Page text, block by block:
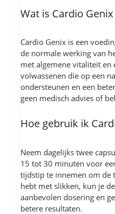
Wat is Cardio
Cardio Genix is een
de normale werking van
met algemene vitaliteit
volwassenen die op een
ondersteunen en een
geen medisch advies of
Hoe gebruik ik
Neem dagelijks twee
15 tot 30 minuten voor
tijdstip te innemen om de
hebt met slikken, kun je
aanbevolen dosering en
betere resultaten.